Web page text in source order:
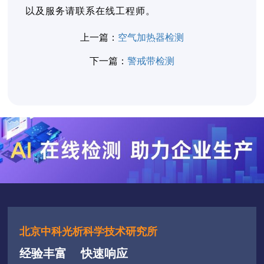
以及服务请联系在线工程师。
上一篇： 空气加热器检测
下一篇： 警戒带检测
北京中科光析科学技术研究所
经验丰富 快速响应